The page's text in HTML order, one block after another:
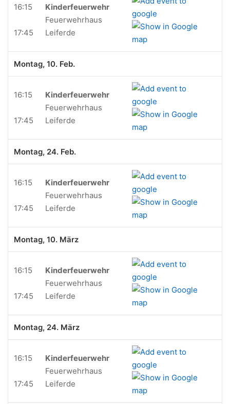
16:15
17:45
Kinderfeuerwehr
Feuerwehrhaus
Leiferde
Montag, 10. Feb.
16:15
17:45
Kinderfeuerwehr
Feuerwehrhaus
Leiferde
Montag, 24. Feb.
16:15
17:45
Kinderfeuerwehr
Feuerwehrhaus
Leiferde
Montag, 10. März
16:15
17:45
Kinderfeuerwehr
Feuerwehrhaus
Leiferde
Montag, 24. März
16:15
17:45
Kinderfeuerwehr
Feuerwehrhaus
Leiferde